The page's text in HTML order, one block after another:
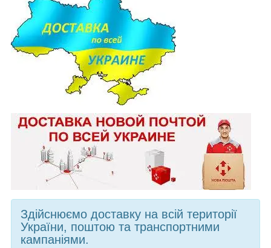
Здійснюємо доставку на всій території
України, поштою та транспортними
кампаніями.